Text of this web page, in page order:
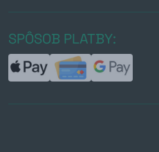
SPÔSOB PLATBY: